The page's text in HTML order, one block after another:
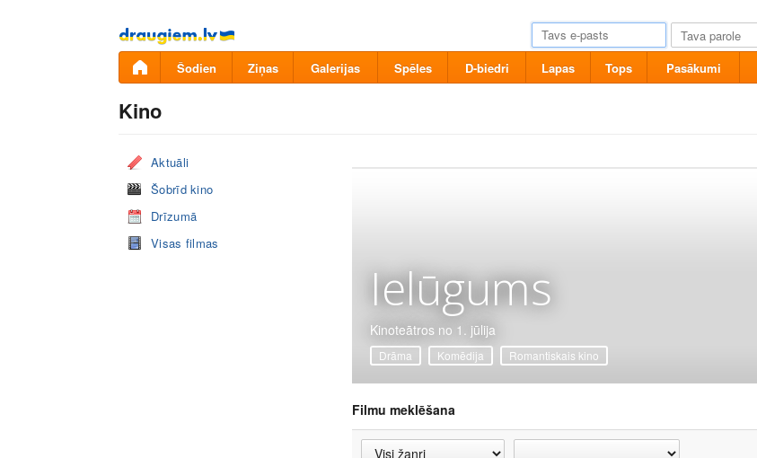
Pāriet
uz
saturu
Šodien Ziņas Galerijas Spēles D-biedri Lapas Tops Pasākumi
Kino
Aktuāli
Šobrīd kino
Drīzumā
Visas filmas
Ielūgums
Kinoteātros no 1. jūlija
Drāma Komēdija Romantiskais kino
Filmu meklēšana